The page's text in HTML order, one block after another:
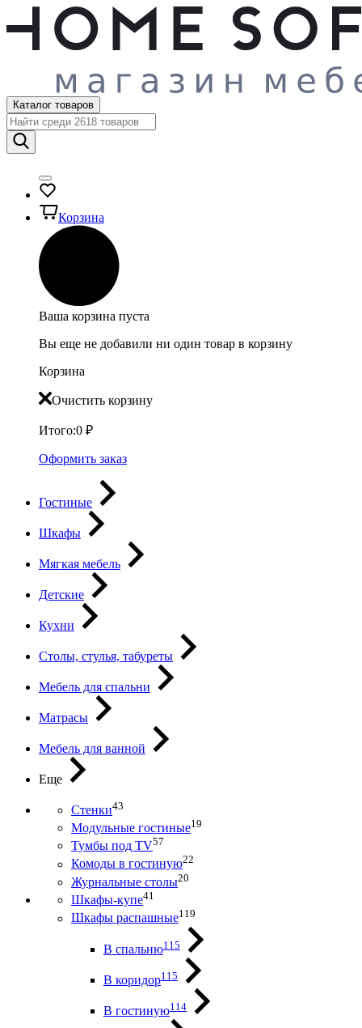
Каталог товаров
Корзина
Ваша корзина пуста
Вы еще не добавили ни один товар в корзину
Корзина
Очистить корзину
Итого:0 ₽
Оформить заказ
Гостиные
Шкафы
Мягкая мебель
Детские
Кухни
Столы, стулья, табуреты
Мебель для спальни
Матрасы
Мебель для ванной
Еще
Стенки43
Модульные гостиные19
Тумбы под ТV57
Комоды в гостиную22
Журнальные столы20
Шкафы-купе41
Шкафы распашные119
В спальню115
В коридор115
В гостиную114